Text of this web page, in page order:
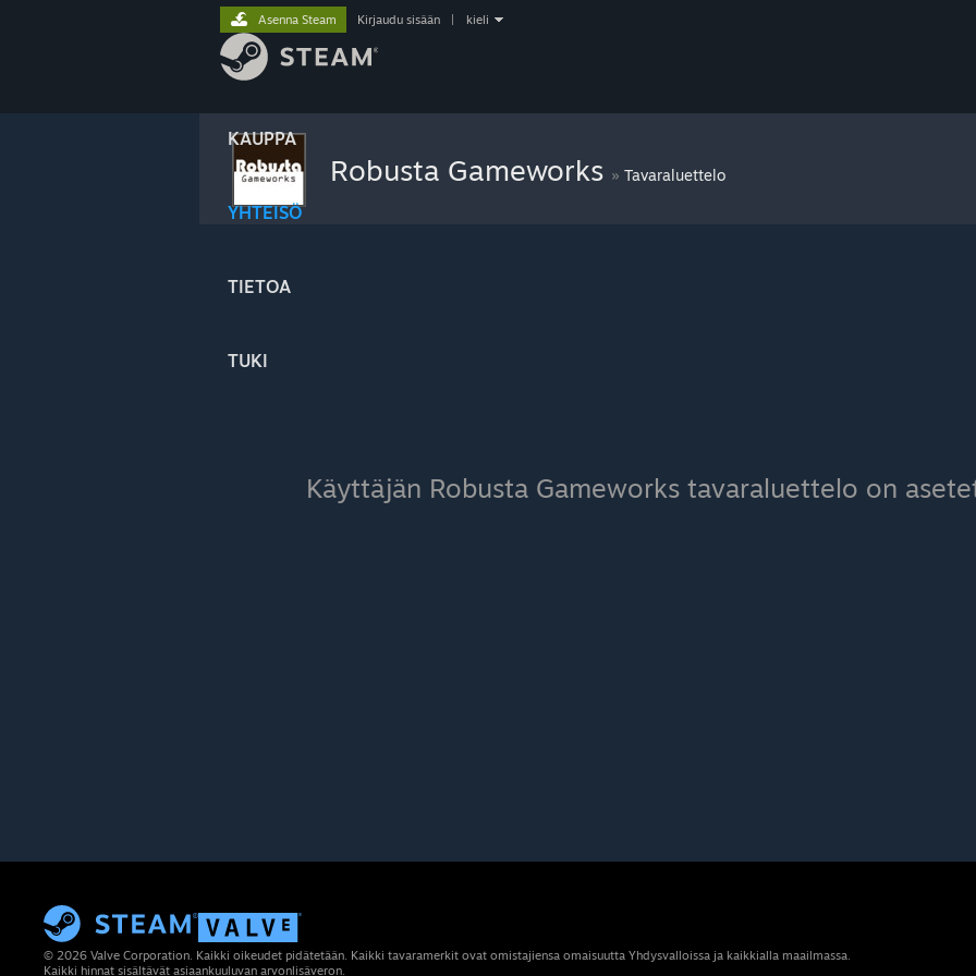
KAUPPA
YHTEISÖ
TIETOA
TUKI
Asenna Steam Kirjaudu sisään kieli
Robusta Gameworks » Tavaraluettelo
Käyttäjän Robusta Gameworks tavaraluettelo on
© 2026 Valve Corporation. Kaikki oikeudet pidätetään. Kaikki tavaramerkit ovat omistajiensa omaisuutta Yhdysvalloissa ja kaikkialla maailmassa.
Kaikki hinnat sisältävät asiaankuuluvan arvonlisäveron.